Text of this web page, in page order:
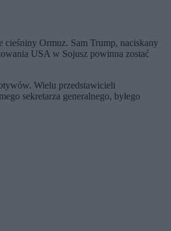
cieśniny Ormuz. Sam Trump, naciskany
USA w Sojusz powinna zostać
Wielu przedstawicieli
sekretarza generalnego, byłego